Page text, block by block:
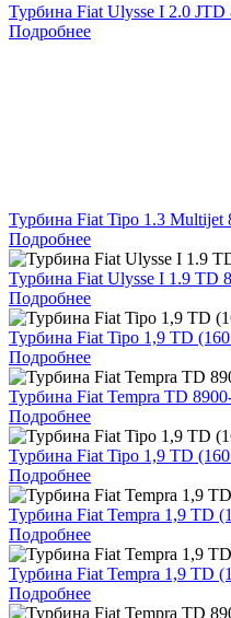
Турбина Fiat Ulysse I 2.0 JTD
Подробнее
Турбина Fiat Tipo 1.3 Multijet
Подробнее
Турбина Fiat Ulysse I 1.9 TD
Подробнее
Турбина Fiat Tipo 1,9 TD
Подробнее
Турбина Fiat Tempra TD
Подробнее
Турбина Fiat Tipo 1,9 TD
Подробнее
Турбина Fiat Tempra 1,9 TD
Подробнее
Турбина Fiat Tempra 1,9 TD
Подробнее